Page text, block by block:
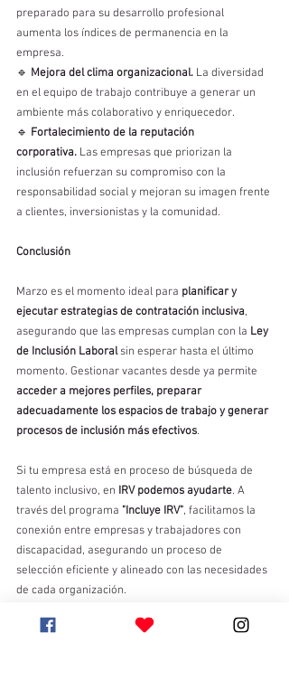
preparado para su desarrollo profesional
aumenta los índices de permanencia en la
empresa.
🔹 Mejora del clima organizacional. La diversidad
en el equipo de trabajo contribuye a generar un
ambiente más colaborativo y enriquecedor.
🔹 Fortalecimiento de la reputación
corporativa. Las empresas que priorizan la
inclusión refuerzan su compromiso con la
responsabilidad social y mejoran su imagen frente
a clientes, inversionistas y la comunidad.
Conclusión
Marzo es el momento ideal para planificar y
ejecutar estrategias de contratación inclusiva,
asegurando que las empresas cumplan con la Ley
de Inclusión Laboral sin esperar hasta el último
momento. Gestionar vacantes desde ya permite
acceder a mejores perfiles, preparar
adecuadamente los espacios de trabajo y generar
procesos de inclusión más efectivos.
Si tu empresa está en proceso de búsqueda de
talento inclusivo, en IRV podemos ayudarte. A
través del programa "Incluye IRV", facilitamos la
conexión entre empresas y trabajadores con
discapacidad, asegurando un proceso de
selección eficiente y alineado con las necesidades
de cada organización.
Registra tus vacantes aquí: